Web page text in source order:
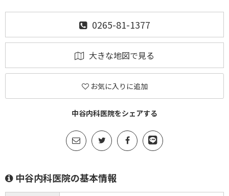
0265-81-1377
大きな地図で見る
お気に入りに追加
中谷内科医院をシェアする
中谷内科医院の基本情報